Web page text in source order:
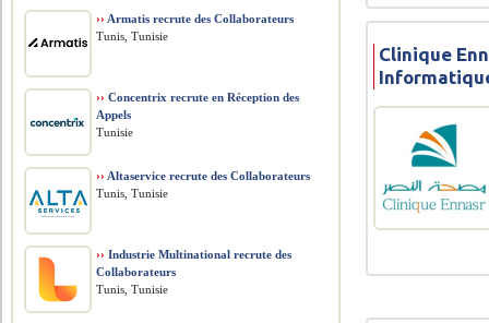
Clinique
›› Armatis recrute des Collaborateurs
Tunis, Tunisie
›› Concentrix recrute en Réception des
Appels
Tunisie
›› Altaservice recrute des Collaborateurs
Tunis, Tunisie
›› Industrie Multinational recrute des
Collaborateurs
Tunis, Tunisie